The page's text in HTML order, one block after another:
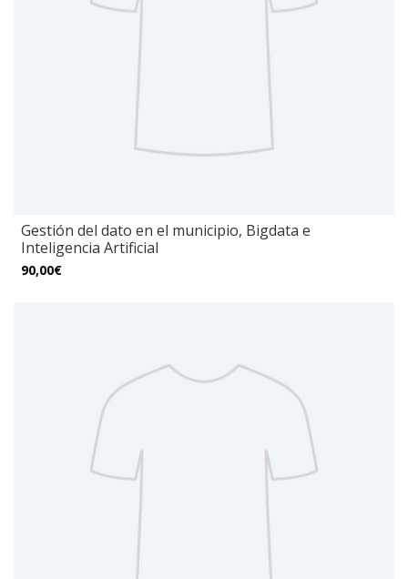
Gestión del dato en el municipio, Bigdata e
Inteligencia Artificial
90,00€